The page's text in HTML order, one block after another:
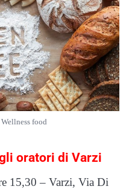
food
oratori di Varzi
15,30 – Varzi, Via Di